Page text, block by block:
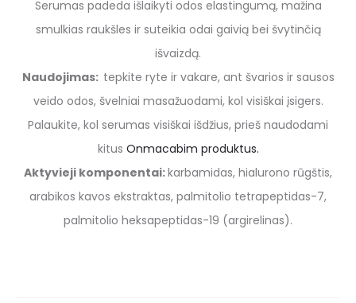
Serumas padeda išlaikyti odos elastingumą, mažina
smulkias raukšles ir suteikia odai gaivią bei švytinčią
išvaizdą.
Naudojimas: tepkite ryte ir vakare, ant švarios ir sausos
veido odos, švelniai masažuodami, kol visiškai įsigers.
Palaukite, kol serumas visiškai išdžius, prieš naudodami
kitus Onmacabim produktus.
Aktyvieji komponentai:karbamidas, hialurono rūgštis,
arabikos kavos ekstraktas, palmitolio tetrapeptidas-7,
palmitolio heksapeptidas-19 (argirelinas).